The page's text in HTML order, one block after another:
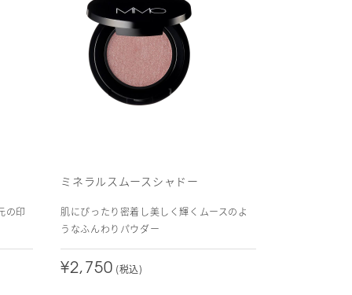
の印
ミネラルスムースシャドー
肌にぴったり密着し美しく輝くムースのよ
うなふんわりパウダー
¥2,750 (税込)